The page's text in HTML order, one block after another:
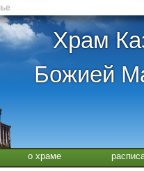
Храм
Божией
о храме